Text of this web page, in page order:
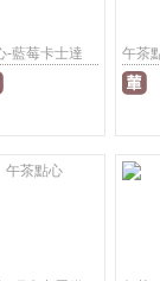
-藍莓卡士達 午茶